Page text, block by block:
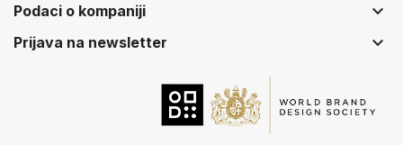
Podaci o kompaniji keyboard_arrow_down
Prijava na newsletter keyboard_arrow_down